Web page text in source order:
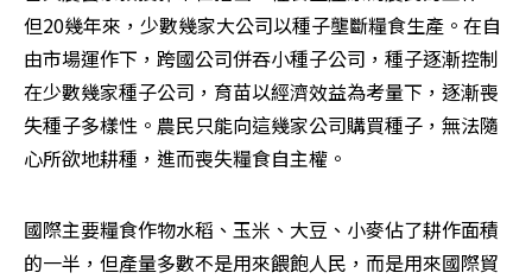
但20幾年來，少數幾家大公司以種子壟斷糧食生產。在自
由市場運作下，跨國公司併吞小種子公司，種子逐漸控制
在少數幾家種子公司，育苗以經濟效益為考量下，逐漸喪
失種子多樣性。農民只能向這幾家公司購買種子，無法隨
心所欲地耕種，進而喪失糧食自主權。
國際主要糧食作物水稻、玉米、大豆、小麥佔了耕作面積
的一半，但產量多數不是用來餵飽人民，而是用來國際貿